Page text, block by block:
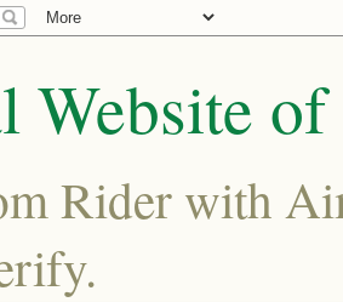
Website
Rider with